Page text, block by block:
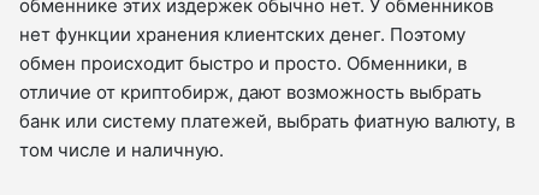
обменнике этих издержек обычно нет. У обменников
нет функции хранения клиентских денег. Поэтому
обмен происходит быстро и просто. Обменники, в
отличие от криптобирж, дают возможность выбрать
банк или систему платежей, выбрать фиатную валюту, в
том числе и наличную.